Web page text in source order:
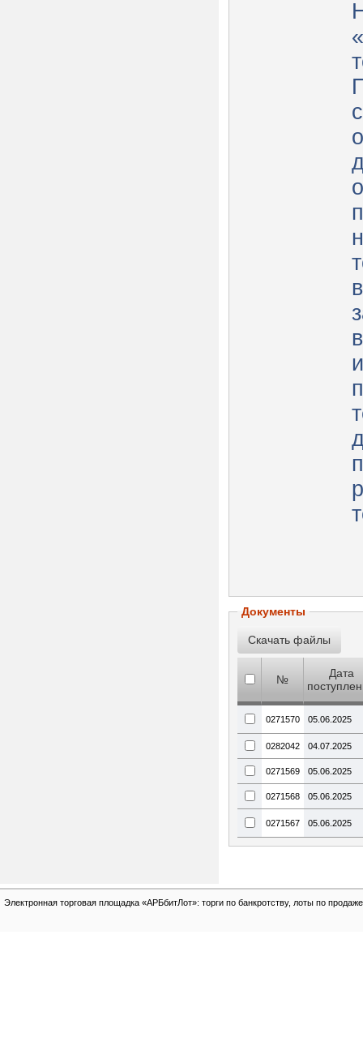
Документы
№
Дата
0271570 05.06.2025
0282042 04.07.2025
0271569 05.06.2025
0271568 05.06.2025
0271567 05.06.2025
Электронная торговая площадка «АРБбитЛот»: торги по банкротству, лоты по